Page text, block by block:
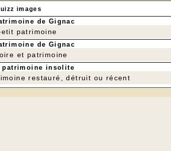
images
de Gignac
patrimoine
de Gignac
et patrimoine
patrimoine insolite
restauré, détruit ou récent